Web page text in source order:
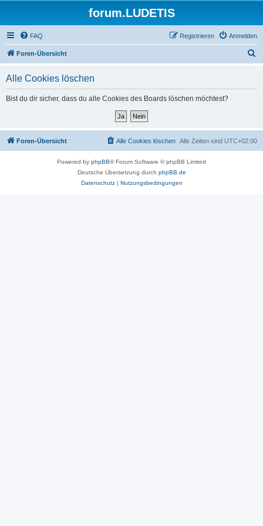
forum.LUDETIS
FAQ Anmelden
Registrieren
Foren-Übersicht
Alle Cookies löschen
Bist du dir sicher, dass du alle Cookies des Boards löschen möchtest?
Foren-Übersicht Alle Zeiten sind UTC+02:00
Alle Cookies löschen
Powered by phpBB® Forum Software © phpBB Limited
Deutsche Übersetzung durch phpBB.de
Datenschutz| Nutzungsbedingungen